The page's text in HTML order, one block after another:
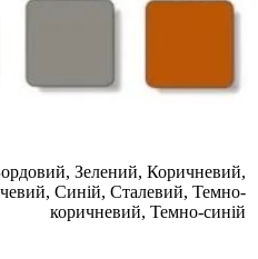
Зелений, Коричневий,
Синій, Сталевий, Темно-
коричневий, Темно-синій